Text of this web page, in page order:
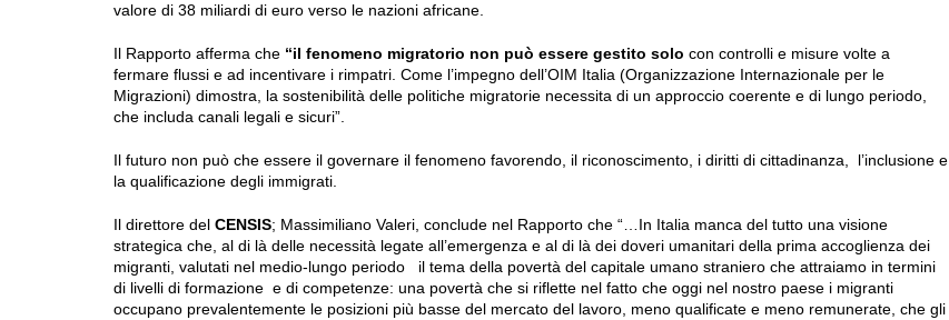
valore di 38 miliardi di euro verso le nazioni africane.
Il Rapporto afferma che “il fenomeno migratorio non può essere gestito solo con controlli e misure volte a
fermare flussi e ad incentivare i rimpatri. Come l’impegno dell’OIM Italia (Organizzazione Internazionale per le
Migrazioni) dimostra, la sostenibilità delle politiche migratorie necessita di un approccio coerente e di lungo periodo,
che includa canali legali e sicuri”.
Il futuro non può che essere il governare il fenomeno favorendo, il riconoscimento, i diritti di cittadinanza, l’inclusione e
la qualificazione degli immigrati.
Il direttore del CENSIS; Massimiliano Valeri, conclude nel Rapporto che “…In Italia manca del tutto una visione
strategica che, al di là delle necessità legate all’emergenza e al di là dei doveri umanitari della prima accoglienza dei
migranti, valutati nel medio-lungo periodo il tema della povertà del capitale umano straniero che attraiamo in termini
di livelli di formazione e di competenze: una povertà che si riflette nel fatto che oggi nel nostro paese i migranti
occupano prevalentemente le posizioni più basse del mercato del lavoro, meno qualificate e meno remunerate, che gli